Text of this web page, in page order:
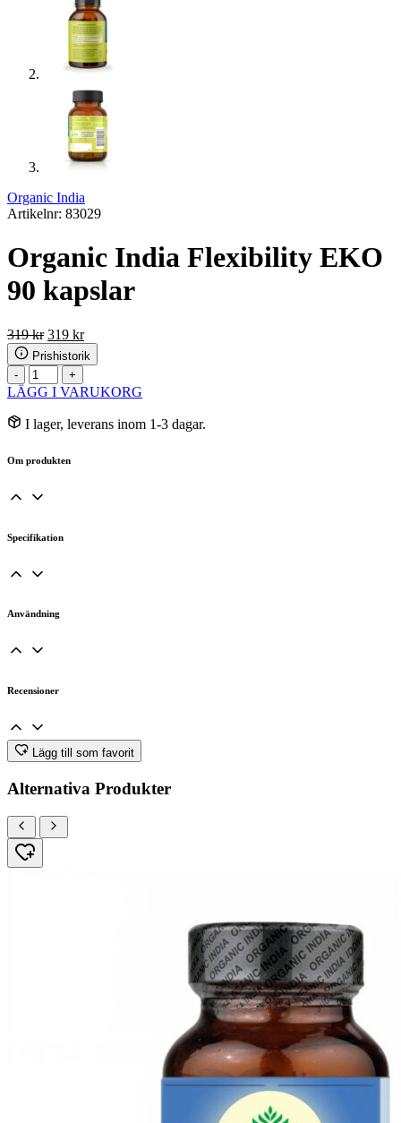
Organic India
Artikelnr: 83029
Organic India Flexibility EKO
90 kapslar
319kr Det
ursprungliga
priset
var:
319 kr.
319 krDet
nuvarande
priset
319 kr.
Prishistorik
-
Organic
India
EKO
mängd
+
LÄGG I VARUKORG
I lager, leverans inom 1-3 dagar.
Om produkten
Specifikation
Användning
Recensioner
Lägg till som favorit
Alternativa Produkter